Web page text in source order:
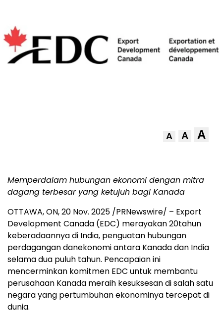
A A A
Memperdalam hubungan ekonomi dengan mitra
dagang terbesar yang ketujuh bagi Kanada
OTTAWA, ON,20 Nov. 2025 /PRNewswire/ – Export
Development Canada (EDC) merayakan 20tahun
keberadaannya di India, penguatan hubungan
perdagangan danekonomi antara Kanada dan India
selama dua puluh tahun. Pencapaian ini
mencerminkan komitmen EDC untuk membantu
perusahaan Kanada meraih kesuksesan di salah satu
negara yang pertumbuhan ekonominya tercepat di
dunia.